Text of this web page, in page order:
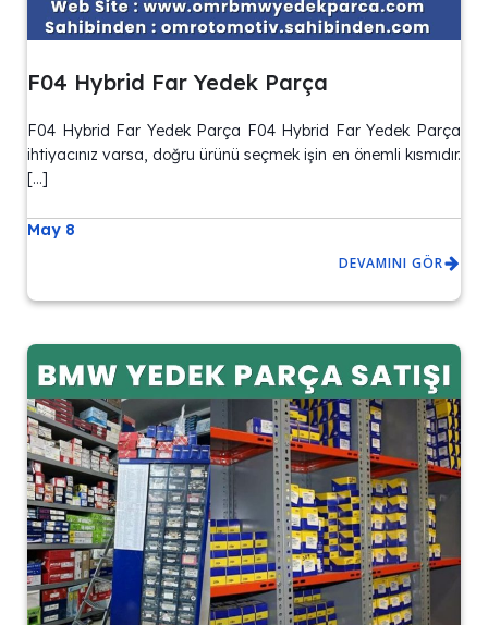
F04 Hybrid Far Yedek Parça
F04 Hybrid Far Yedek Parça F04 Hybrid Far Yedek Parça
ihtiyacınız varsa, doğru ürünü seçmek işin en önemli kısmıdır.
[…]
May 8
DEVAMINI GÖR